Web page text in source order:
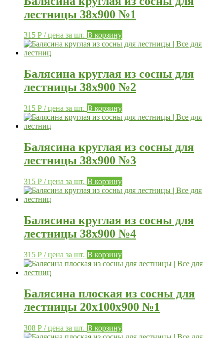
лестницы 38х900 №1
315 Р / цена за шт. В корзину
Балясина круглая из сосны для
лестницы 38х900 №2
315 Р / цена за шт. В корзину
Балясина круглая из сосны для
лестницы 38х900 №3
315 Р / цена за шт. В корзину
Балясина круглая из сосны для
лестницы 38х900 №4
315 Р / цена за шт. В корзину
Балясина плоская из сосны для
лестницы 20х100х900 №1
308 Р / цена за шт. В корзину